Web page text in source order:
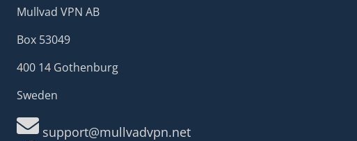
Mullvad VPN AB
Box 53049
400 14 Gothenburg
Sweden
support@mullvadvpn.net